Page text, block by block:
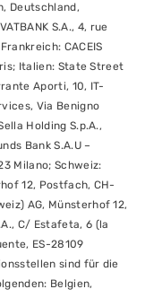
Deutschland,
S.A., 4, rue
CACEIS
Italien: State Street
Aporti, 10, IT-
Via Benigno
Holding S.p.A.,
Bank S.A.U –
Milano; Schweiz:
12, Postfach, CH-
AG, Münsterhof 12,
C/ Estafeta, 6 (la
ES-28109
sind für die
Belgien,